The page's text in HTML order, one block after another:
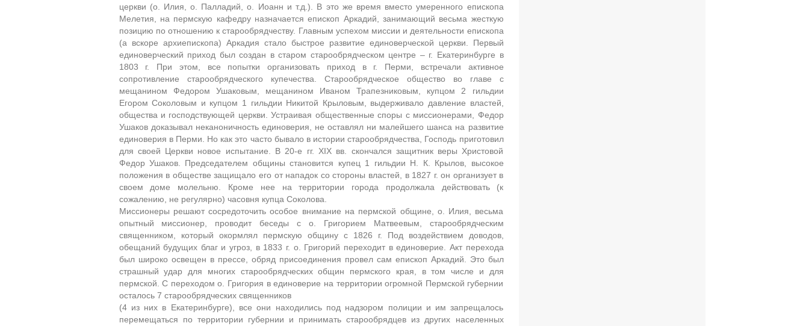
церкви (о. Илия, о. Палладий, о. Иоанн и т.д.). В это же время вместо умеренного епископа
Мелетия, на пермскую кафедру назначается епископ Аркадий, занимающий весьма жесткую
позицию по отношению к старообрядчеству. Главным успехом миссии и деятельности епископа
(а вскоре архиепископа) Аркадия стало быстрое развитие единоверческой церкви. Первый
единоверческий приход был создан в старом старообрядческом центре – г. Екатеринбурге в
1803 г. При этом, все попытки организовать приход в г. Перми, встречали активное
сопротивление старообрядческого купечества. Старообрядческое общество во главе с
мещанином Федором Ушаковым, мещанином Иваном Трапезниковым, купцом 2 гильдии
Егором Соколовым и купцом 1 гильдии Никитой Крыловым, выдерживало давление властей,
общества и господствующей церкви. Устраивая общественные споры с миссионерами, Федор
Ушаков доказывал неканоничность единоверия, не оставлял ни малейшего шанса на развитие
единоверия в Перми. Но как это часто бывало в истории старообрядчества, Господь приготовил
для своей Церкви новое испытание. В 20-е гг. XIX вв. скончался защитник веры Христовой
Федор Ушаков. Председателем общины становится купец 1 гильдии Н. К. Крылов, высокое
положения в обществе защищало его от нападок со стороны властей, в 1827 г. он организует в
своем доме молельню. Кроме нее на территории города продолжала действовать (к
сожалению, не регулярно) часовня купца Соколова.
Миссионеры решают сосредоточить особое внимание на пермской общине, о. Илия, весьма
опытный миссионер, проводит беседы с о. Григорием Матвеевым, старообрядческим
священником, который окормлял пермскую общину с 1826 г. Под воздействием доводов,
обещаний будущих благ и угроз, в 1833 г. о. Григорий переходит в единоверие. Акт перехода
был широко освещен в прессе, обряд присоединения провел сам епископ Аркадий. Это был
страшный удар для многих старообрядческих общин пермского края, в том числе и для
пермской. С переходом о. Григория в единоверие на территории огромной Пермской губернии
осталось 7 старообрядческих священников
(4 из них в Екатеринбурге), все они находились под надзором полиции и им запрещалось
перемещаться по территории губернии и принимать старообрядцев из других населенных